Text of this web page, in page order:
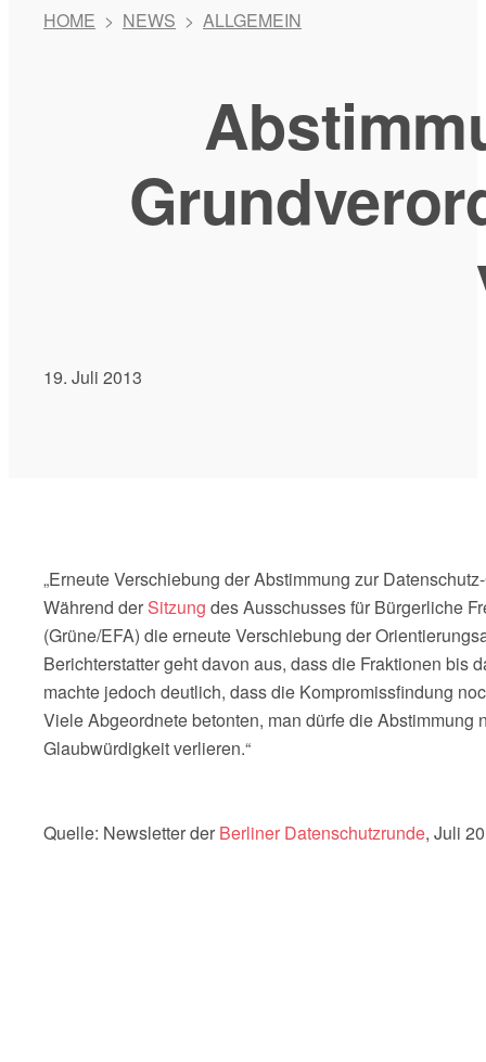
HOME > NEWS > ALLGEMEIN
19. Juli 2013
„Erneute Verschiebung der Abstimmung zur
Während der Sitzung des Ausschusses für Bürgerliche
(Grüne/EFA) die erneute Verschiebung der
Berichterstatter geht davon aus, dass die Fraktionen bis
machte jedoch deutlich, dass die Kompromissfindung
Viele Abgeordnete betonten, man dürfe die
Glaubwürdigkeit verlieren.“
Quelle: Newsletter der Berliner Datenschutzrunde, Juli